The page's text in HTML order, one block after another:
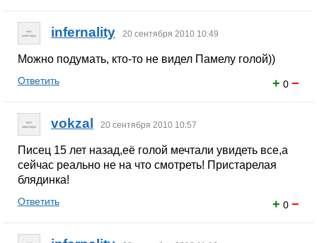
infernality 20 сентября 2010 10:49
Можно подумать, кто-то не видел Памелу голой))
+ 0 −
Ответить
vokzal 20 сентября 2010 10:57
Писец 15 лет назад,её голой мечтали увидеть все,а
сейчас реально не на что смотреть! Пристарелая
блядинка!
+ 0 −
Ответить